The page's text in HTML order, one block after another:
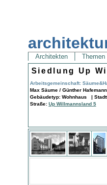
Architekten Themen
Siedlung Up
Arbeitsgemeinschaft:
Max Säume / Günther Hafemann
Gebäudetyp: Wohnhaus |
Straße: Up Willmannsland 5